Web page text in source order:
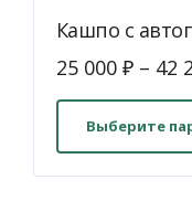
Кашпо с
25 000 ₽ – 42
Выберите